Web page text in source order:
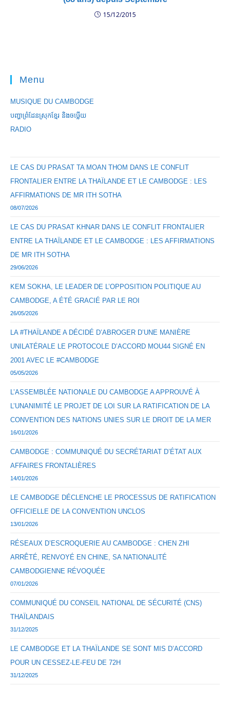
15/12/2015
Menu
MUSIQUE DU CAMBODGE
បញ្ហាព្រំដែនស្រុកខ្មែរ និងចឞ្លើយ
RADIO
LE CAS DU PRASAT TA MOAN THOM DANS LE CONFLIT
FRONTALIER ENTRE LA THAÏLANDE ET LE CAMBODGE : LES
AFFIRMATIONS DE MR ITH SOTHA
08/07/2026
LE CAS DU PRASAT KHNAR DANS LE CONFLIT FRONTALIER
ENTRE LA THAÏLANDE ET LE CAMBODGE : LES AFFIRMATIONS
DE MR ITH SOTHA
29/06/2026
KEM SOKHA, LE LEADER DE L’OPPOSITION POLITIQUE AU
CAMBODGE, A ÉTÉ GRACIÉ PAR LE ROI
26/05/2026
LA #THAÏLANDE A DÉCIDÉ D’ABROGER D’UNE MANIÈRE
UNILATÉRALE LE PROTOCOLE D’ACCORD MOU44 SIGNÉ EN
2001 AVEC LE #CAMBODGE
05/05/2026
L’ASSEMBLÉE NATIONALE DU CAMBODGE A APPROUVÉ À
L’UNANIMITÉ LE PROJET DE LOI SUR LA RATIFICATION DE LA
CONVENTION DES NATIONS UNIES SUR LE DROIT DE LA MER
16/01/2026
CAMBODGE : COMMUNIQUÉ DU SECRÉTARIAT D’ÉTAT AUX
AFFAIRES FRONTALIÈRES
14/01/2026
LE CAMBODGE DÉCLENCHE LE PROCESSUS DE RATIFICATION
OFFICIELLE DE LA CONVENTION UNCLOS
13/01/2026
RÉSEAUX D’ESCROQUERIE AU CAMBODGE : CHEN ZHI
ARRÊTÉ, RENVOYÉ EN CHINE, SA NATIONALITÉ
CAMBODGIENNE RÉVOQUÉE
07/01/2026
COMMUNIQUÉ DU CONSEIL NATIONAL DE SÉCURITÉ (CNS)
THAÏLANDAIS
31/12/2025
LE CAMBODGE ET LA THAÏLANDE SE SONT MIS D’ACCORD
POUR UN CESSEZ-LE-FEU DE 72H
31/12/2025